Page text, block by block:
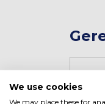
We use cookies
We may place these for